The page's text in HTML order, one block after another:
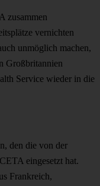
zusammen
vernichten
unmöglich machen,
Großbritannien
Service wieder in die
den die von der
eingesetzt hat.
Frankreich,